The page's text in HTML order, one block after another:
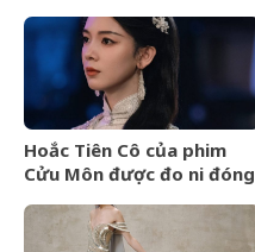
Hoắc Tiên Cô của phim
Cửu Môn được đo ni đóng